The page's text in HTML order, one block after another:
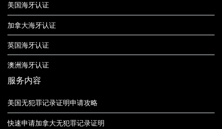
美国海牙认证
加拿大海牙认证
英国海牙认证
澳洲海牙认证
服务内容
美国无犯罪记录证明申请攻略
快速申请加拿大无犯罪记录证明